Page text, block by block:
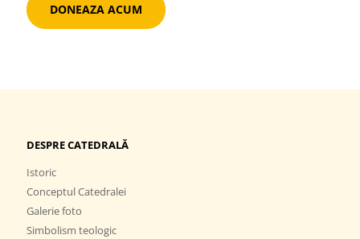
DONEAZA ACUM
DESPRE CATEDRALĂ
Istoric
Conceptul Catedralei
Galerie foto
Simbolism teologic